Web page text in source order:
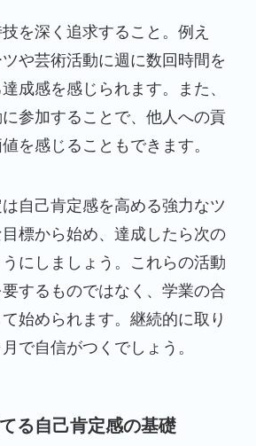
を深く追求すること。例え
や芸術活動に週に数回時間を
成感を感じられます。また、
参加することで、他人への貢
を感じることもできます。
自己肯定感を高める強力なツ
標から始め、達成したら次の
にしましょう。これらの活動
するものではなく、学業の合
始められます。継続的に取り
で自信がつくでしょう。
る自己肯定感の基礎